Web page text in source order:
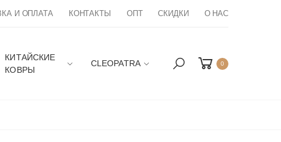
И ОПЛАТА КОНТАКТЫ ОПТ СКИДКИ О НАС
КИТАЙСКИЕ
КОВРЫ
CLEOPATRA 0